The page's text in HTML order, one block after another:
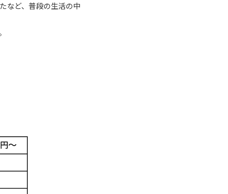
など、普段の生活の中